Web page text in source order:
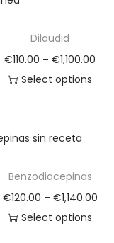
Dilaudid
€110.00 – €1,100.00
Select options
Benzodiacepinas
€120.00 – €1,140.00
Select options